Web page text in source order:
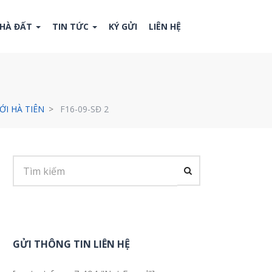
ĐẤT TIN TỨC KÝ GỬI LIÊN HỆ
HÀ TIÊN F16-09-SĐ 2
GỬI THÔNG TIN LIÊN HỆ